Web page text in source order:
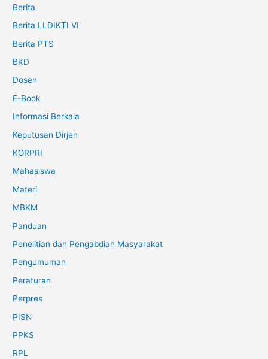
Berita
Berita LLDIKTI VI
Berita PTS
BKD
Dosen
E-Book
Informasi Berkala
Keputusan Dirjen
KORPRI
Mahasiswa
Materi
MBKM
Panduan
Penelitian dan Pengabdian Masyarakat
Pengumuman
Peraturan
Perpres
PISN
PPKS
RPL